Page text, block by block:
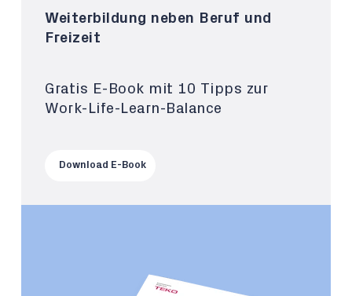
Weiterbildung neben Beruf und
Freizeit
Gratis E-Book mit 10 Tipps zur
Work-Life-Learn-Balance
Download E-Book